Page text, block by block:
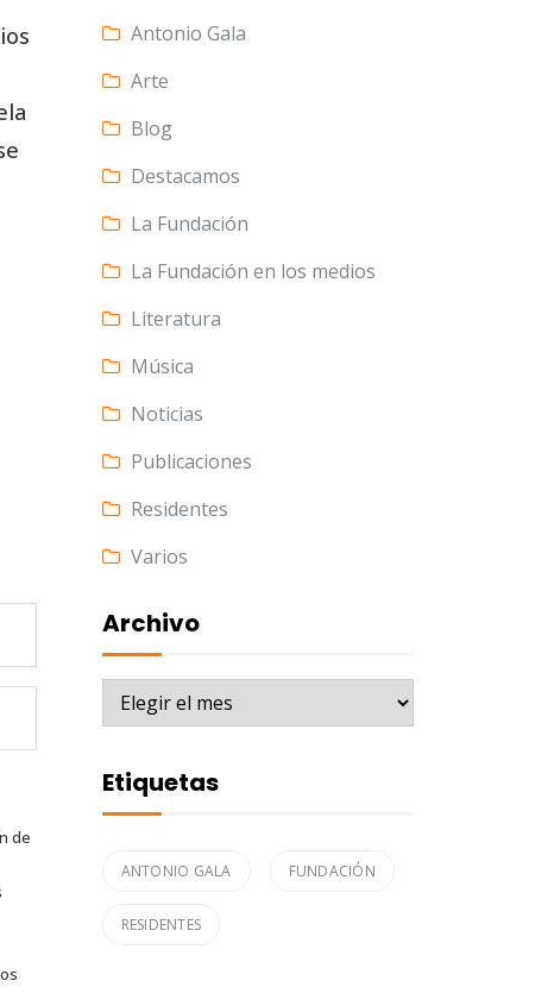
de
Antonio Gala
Arte
Blog
Destacamos
La Fundación
La Fundación en los medios
Literatura
Música
Noticias
Publicaciones
Residentes
Varios
Archivo
Archivo
Etiquetas
ANTONIO GALA FUNDACIÓN
RESIDENTES